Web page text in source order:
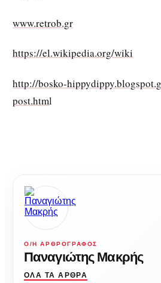
www.retrob.gr
https://el.wikipedia.org/wiki
http://bosko-
post.html
Ο/Η ΑΡΘΡΟΓΡΆΦΟΣ
Παναγιώτης Μακρής
ΌΛΑ ΤΑ ΆΡΘΡΑ